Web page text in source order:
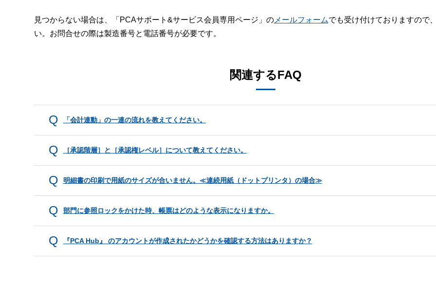
見つからない場合は、「PCAサポート&サービス会員専用ページ」のメールフォームでも受け付けておりますので
い。お問合せの際は製造番号と電話番号が必要です。
関連するFAQ
「会計連動」の一連の流れを教えてください。
［承認階層］と［承認権レベル］について教えてください。
明細書の印刷で用紙のサイズが合いません。≪連続用紙（ドットプリンタ）の場合≫
部門に参照ロックをかけた時、帳票はどのような表示になりますか。
『PCA Hub』 のアカウントが作成されたかどうかを確認する方法はありますか？